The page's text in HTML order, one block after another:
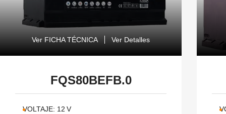
Ver FICHA TÉCNICA Ver Detalles
FQS80BEFB.0
VOLTAJE: 12 V